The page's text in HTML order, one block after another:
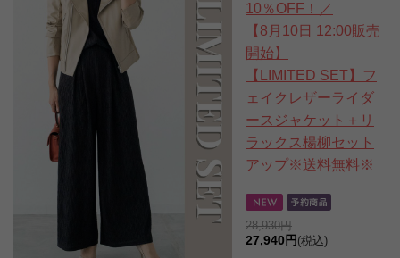
10％OFF！／
【8月10日 12:00販売
開始】
【LIMITED SET】フ
ェイクレザーライダ
ースジャケット＋リ
ラックス楊柳セット
アップ※送料無料※
28,930円
27,940円 (税込)